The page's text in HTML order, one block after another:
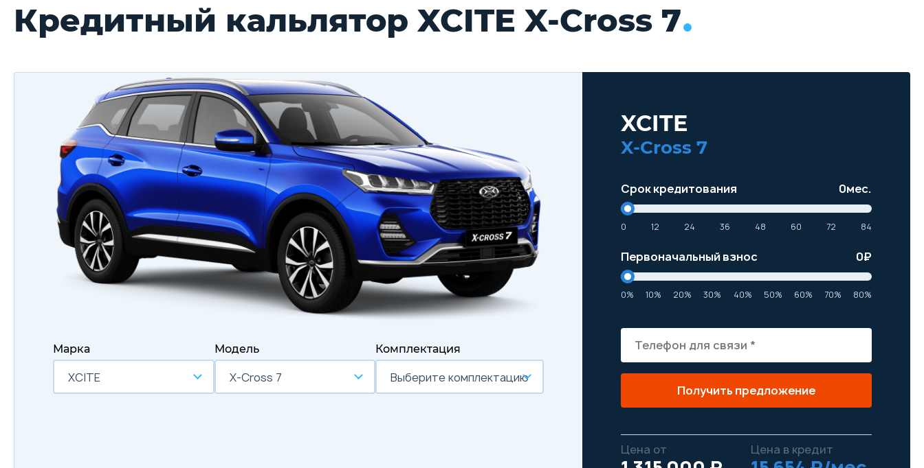
Кредитный кальлятор XCITE X-Cross 7
Марка
XCITE
Модель
X-Cross 7
Комплектация
Выберите комплектацию
XCITE
X-Cross 7
Срок кредитования 0мес.
0 12 24 36 48 60 72 84
Первоначальный взнос 0₽
0% 10% 20% 30% 40% 50% 60% 70% 80%
Получить предложение
Цена от Цена в кредит